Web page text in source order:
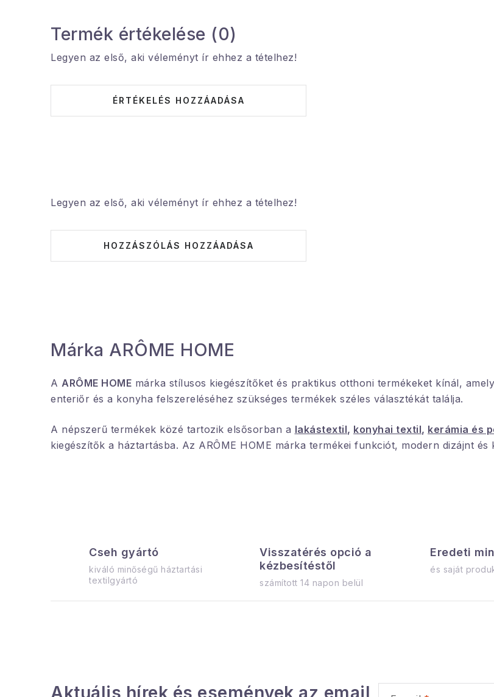
Cseh gyártó
kiváló minőségű háztartási
textilgyártó
Visszatérés opció a
kézbesítéstől
számított 14 napon belül
Eredeti
és saját
Termék értékelése (0)
Legyen az első, aki véleményt ír ehhez a tételhez!
ÉRTÉKELÉS HOZZÁADÁSA
Legyen az első, aki véleményt ír ehhez a tételhez!
HOZZÁSZÓLÁS HOZZÁADÁSA
Márka ARÔME HOME
A ARÔME HOME márka stílusos kiegészítőket és praktikus otthoni termékeket kínál,
enteriőr és a konyha felszereléséhez szükséges termékek széles választékát találja.
A népszerű termékek közé tartozik elsősorban a lakástextil, konyhai textil, kerámia és
kiegészítők a háztartásba. Az ARÔME HOME márka termékei funkciót, modern dizájnt
Aktuális hírek és események az email